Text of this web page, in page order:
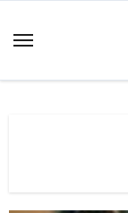
Inhalt